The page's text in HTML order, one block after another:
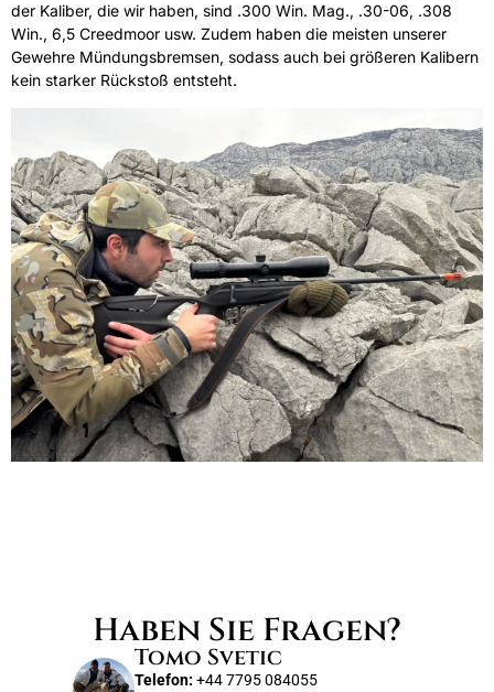
der Kaliber, die wir haben, sind .300 Win. Mag., .30-06, .308
Win., 6,5 Creedmoor usw. Zudem haben die meisten unserer
Gewehre Mündungsbremsen, sodass auch bei größeren Kalibern
kein starker Rückstoß entsteht.
Haben Sie Fragen?
Tomo Svetic
Telefon: +44 7795 084055